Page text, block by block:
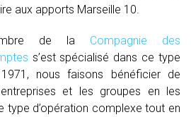
aux apports Marseille 10.
de la Compagnie des
s’est spécialisé dans ce type
1971, nous faisons bénéficier de
et les groupes en les
type d’opération complexe tout en